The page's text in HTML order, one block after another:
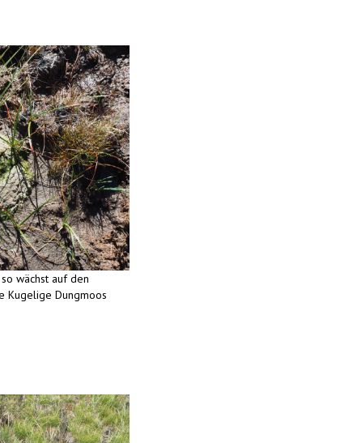
wächst auf den
Kugelige Dungmoos